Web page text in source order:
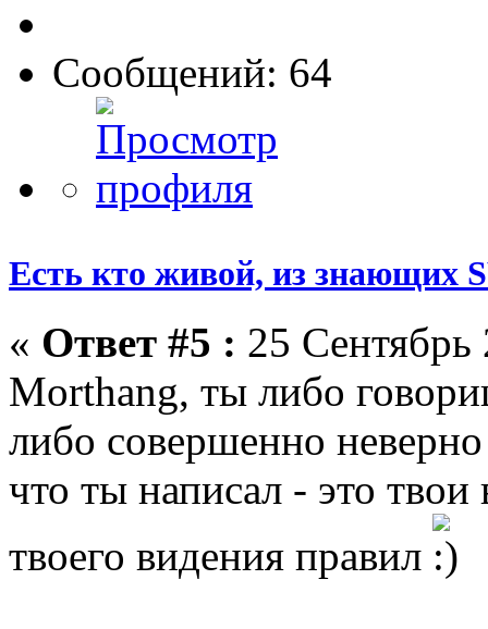
Сообщений: 64
Есть кто живой, из знающих
« Ответ #5 : 25
Morthang, ты либо
либо совершенно
что ты написал - это
твоего видения правил